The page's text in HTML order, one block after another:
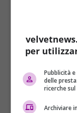
attrice –non solo
ormoni femminili
testimonianza,
interiore a 360
Mugwort V-
Monica
per
Pubblicità
delle
ricerche
Archiviare